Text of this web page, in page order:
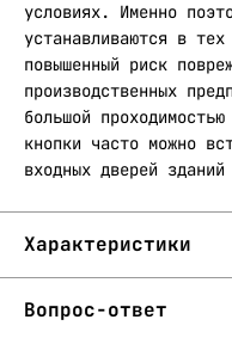
условиях. Именно
устанавливаются в
повышенный риск
производственных
большой
кнопки часто можно
входных дверей
Характеристики
Вопрос-ответ